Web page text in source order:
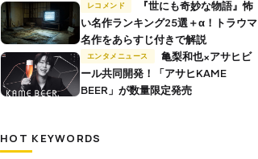
レコメンド
い名作ランキング25選＋α！トラウマ
名作をあらすじ付きで解説
エンタメニュース
ール共同開発！「アサヒKAME
BEER」が数量限定発売
HOT KEYWORDS